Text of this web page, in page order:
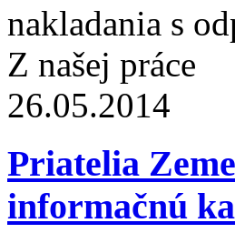
nakladania s
Z našej práce
26.05.2014
Priatelia
informačnú